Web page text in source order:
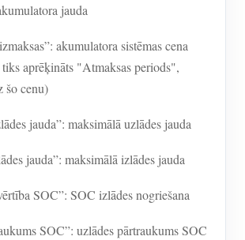
jauda
akumulatora sistēmas cena
aprēķināts "Atmaksas periods",
šo cenu)
jauda”: maksimālā uzlādes jauda
jauda”: maksimālā izlādes jauda
SOC”: SOC izlādes nogriešana
SOC”: uzlādes pārtraukums SOC